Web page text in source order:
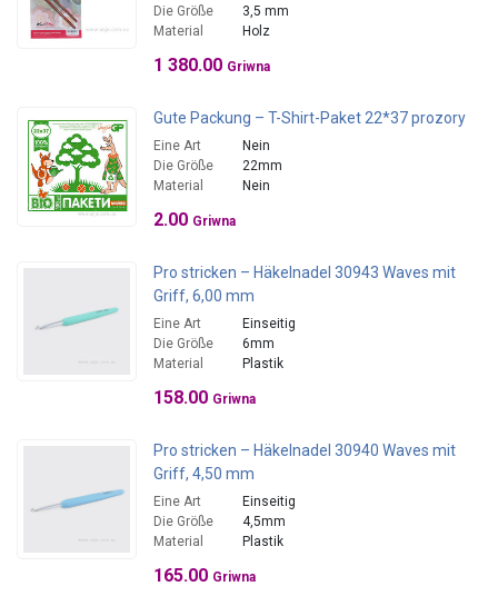
Die Größe
3,5 mm
Material
Holz
1 380.00 Griwna
Gute Packung – T-Shirt-Paket 22*37 prozory
Eine Art
Nein
Die Größe
22mm
Material
Nein
2.00 Griwna
Pro stricken – Häkelnadel 30943 Waves mit
Griff, 6,00 mm
Eine Art
Einseitig
Die Größe
6mm
Material
Plastik
158.00 Griwna
Pro stricken – Häkelnadel 30940 Waves mit
Griff, 4,50 mm
Eine Art
Einseitig
Die Größe
4,5mm
Material
Plastik
165.00 Griwna